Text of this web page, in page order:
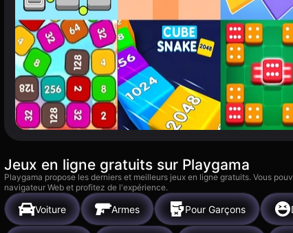
Jeux en ligne gratuits sur Playgama
Playgama propose les derniers et meilleurs jeux en ligne gratuits. Vous
navigateur Web et profitez de l'expérience.
Voiture Armes Pour Garçons